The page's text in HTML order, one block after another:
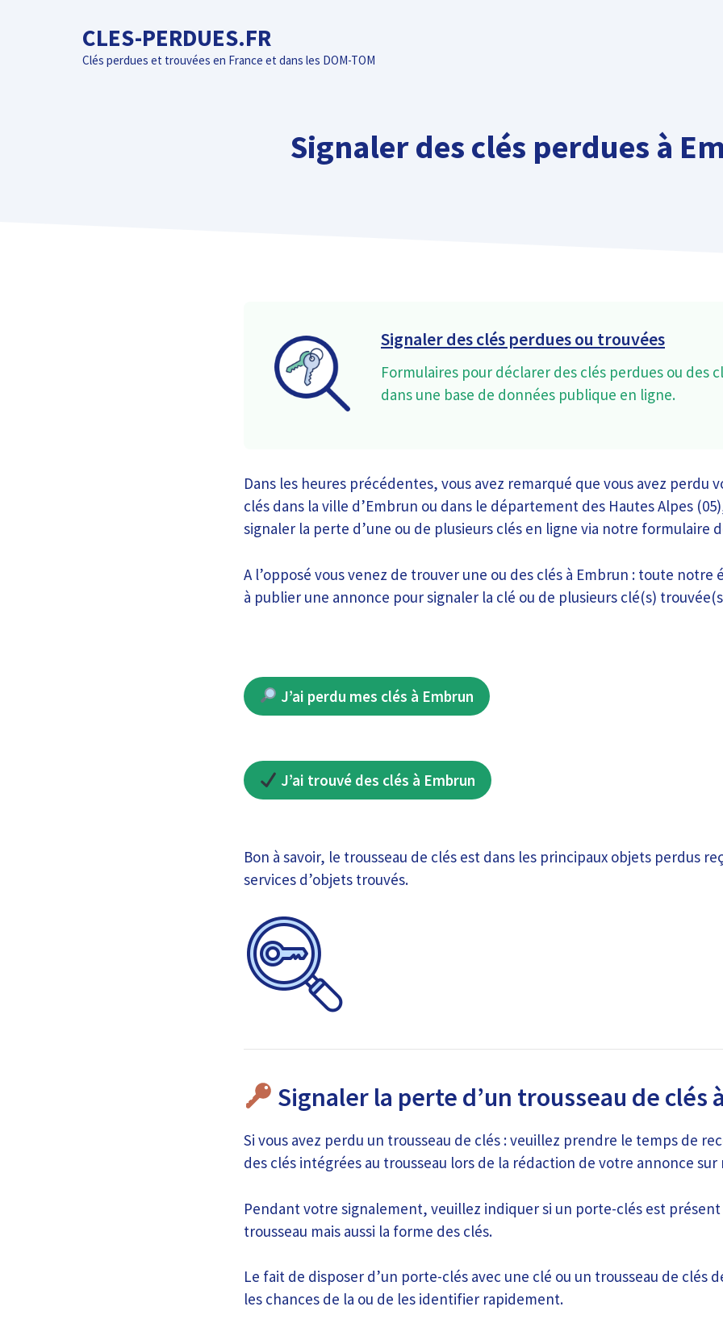
CLES-PERDUES.FR
Clés perdues et trouvées en France et dans les DOM-TOM
Signaler des clés perdues à
Signaler des clés perdues ou trouvées
Formulaires pour déclarer des clés perdues ou des
dans une base de données publique en ligne.
Dans les heures précédentes, vous avez remarqué que vous avez perdu
clés dans la ville d’Embrun ou dans le département des Hautes Alpes
signaler la perte d’une ou de plusieurs clés en ligne via notre formulaire
A l’opposé vous venez de trouver une ou des clés à Embrun : toute notre
à publier une annonce pour signaler la clé ou de plusieurs clé(s)
J’ai perdu mes clés à Embrun
J’ai trouvé des clés à Embrun
Bon à savoir, le trousseau de clés est dans les principaux objets perdus
services d’objets trouvés.
Signaler la perte d’un trousseau de clés
Si vous avez perdu un trousseau de clés : veuillez prendre le temps de
des clés intégrées au trousseau lors de la rédaction de votre annonce
Pendant votre signalement, veuillez indiquer si un porte-clés est présent
trousseau mais aussi la forme des clés.
Le fait de disposer d’un porte-clés avec une clé ou un trousseau de clés
les chances de la ou de les identifier rapidement.